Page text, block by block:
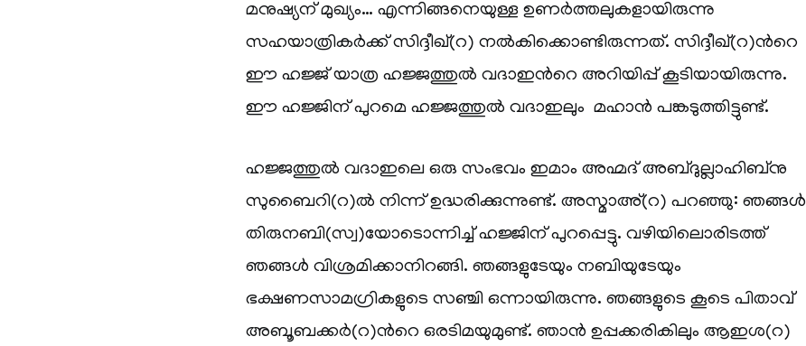
മനുഷ്യന് മുഖ്യം… എന്നിങ്ങനെയുള്ള ഉണര്‍ത്തലുകളായിരുന്നു
സഹയാത്രികര്‍ക്ക് സിദ്ദീഖ്(റ) നല്‍കിക്കൊണ്ടിരുന്നത്. സിദ്ദീഖ്(റ)ന്‍റെ
ഈ ഹജ്ജ് യാത്ര ഹജ്ജത്തുല്‍ വദാഇന്‍റെ അറിയിപ്പ് കൂടിയായിരുന്നു.
ഈ ഹജ്ജിന് പുറമെ ഹജ്ജത്തുല്‍ വദാഇലും മഹാന്‍ പങ്കടുത്തിട്ടുണ്ട്.
ഹജ്ജത്തുല്‍ വദാഇലെ ഒരു സംഭവം ഇമാം അഹ്മദ് അബ്ദുല്ലാഹിബ്നു
സുബൈറി(റ)ല്‍ നിന്ന് ഉദ്ധരിക്കുന്നുണ്ട്. അസ്മാഅ്(റ) പറഞ്ഞു: ഞങ്ങള്‍
തിരുനബി(സ്വ)യോടൊന്നിച്ച് ഹജ്ജിന് പുറപ്പെട്ടു. വഴിയിലൊരിടത്ത്
ഞങ്ങള്‍ വിശ്രമിക്കാനിറങ്ങി. ഞങ്ങളുടേയും നബിയുടേയും
ഭക്ഷണസാമഗ്രികളുടെ സഞ്ചി ഒന്നായിരുന്നു. ഞങ്ങളുടെ കൂടെ പിതാവ്
അബൂബക്കര്‍(റ)ന്‍റെ ഒരടിമയുമുണ്ട്. ഞാന്‍ ഉപ്പക്കരികിലും ആഇശ(റ)